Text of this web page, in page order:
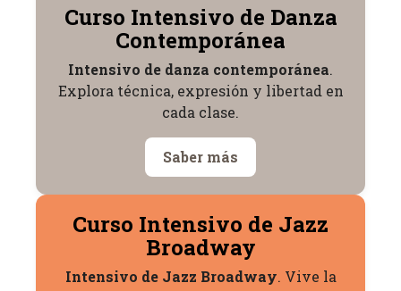
Curso Intensivo de Danza
Contemporánea
Intensivo de danza contemporánea.
Explora técnica, expresión y libertad en
cada clase.
Saber más
Curso Intensivo de Jazz
Broadway
Intensivo de Jazz Broadway. Vive la